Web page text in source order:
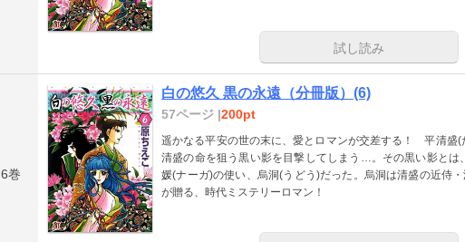
試し読み
6巻
白の悠久 黒の永遠（分冊版）(6)
57ページ |200pt
遥かなる平安の世の末に、愛とロマンが交差する！ 平清盛(
清盛の命を狙う黒い影を目撃してしまう…。その黒い影とは
媛(ナーガ)の使い、烏洞(うどう)だった。烏洞は清盛の近侍
が贈る、時代ミステリーロマン！